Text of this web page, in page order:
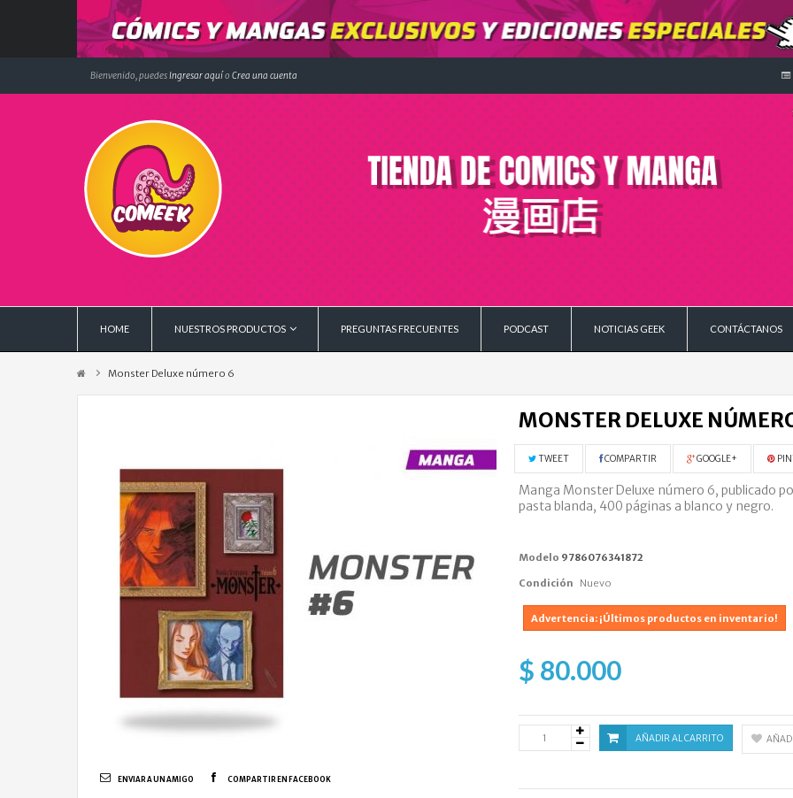
Bienvenido, puedesIngresar aquío Crea una cuenta
HOME NUESTROS PRODUCTOS PREGUNTAS FRECUENTES PODCAST NOTICIAS GEEK CONTÁCTANOS
Monster Deluxe número 6
ENVIAR A UN AMIGO COMPARTIR EN FACEBOOK
MONSTER DELUXE
TWEET COMPARTIR GOOGLE+
Manga Monster Deluxe número 6, publicado
pasta blanda, 400 páginas a blanco y negro.
Modelo 9786076341872
Condición Nuevo
Advertencia: ¡Últimos productos en inventario!
$ 80.000
AÑADIR AL CARRITO